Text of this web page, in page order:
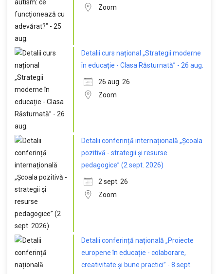
Zoom
Detalii curs național „Strategii moderne
în educație - Clasa Răsturnată” - 26 aug.
26 aug. 26
Zoom
Detalii conferință internațională „Școala
pozitivă - strategii și resurse
pedagogice” (2 sept. 2026)
2 sept. 26
Zoom
Detalii conferință națională „Proiecte
europene în educație - colaborare,
creativitate și bune practici” - 8 sept.